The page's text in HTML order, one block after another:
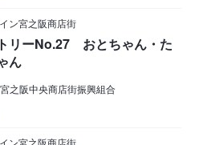
ン宮之阪商店街
リーNo.27 おとちゃん・た
ん
宮之阪中央商店街振興組合